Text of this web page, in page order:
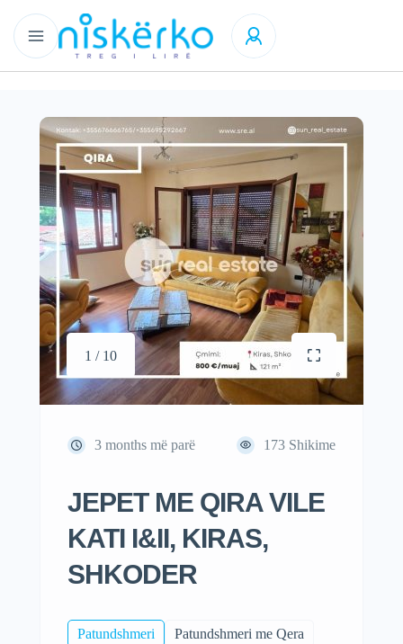
1 / 10
3 months më parë 173 Shikime
JEPET ME QIRA VILE
KATI I&II, KIRAS,
SHKODER
Patundshmeri
Patundshmeri me Qera